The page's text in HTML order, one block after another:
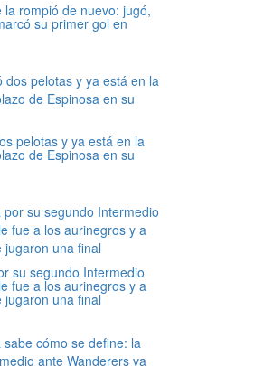
la rompió de nuevo: jugó,
su primer gol en
pelotas y ya está en la
de Espinosa en su
su segundo Intermedio
fue a los aurinegros y a
jugaron una final